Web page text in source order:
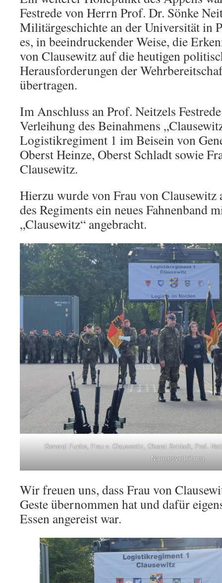
Festrede von Herrn Prof. Dr. Sönke
Militärgeschichte an der Universität in
es, in beeindruckender Weise, die
von Clausewitz auf die heutigen
Herausforderungen der
übertragen.
Im Anschluss an Prof. Neitzels
Verleihung des Beinahmens
Logistikregiment 1 im Beisein von
Oberst Heinze, Oberst Schladt sowie
Clausewitz.
Hierzu wurde von Frau von Clausewitz
des Regiments ein neues Fahnenband
„Clausewitz“ angebracht.
General Funke, Frau v. Clausewitz, Oberst Schladt, Prof.
Namensverleihung.
Wir freuen uns, dass Frau von
Geste übernommen hat und dafür
Essen angereist war.